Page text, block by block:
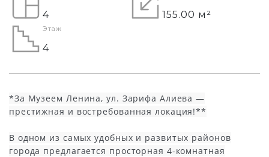
4 155.00 м²
Этаж
4
*За Музеем Ленина, ул. Зарифа Алиева —
престижная и востребованная локация!**
В одном из самых удобных и развитых районов
города предлагается просторная 4-комнатная